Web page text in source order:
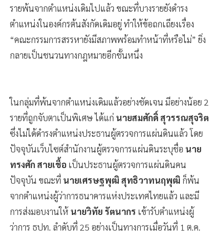
รายพ้นจากตำแหน่งเดิมไปแล้ว ขณะที่บางรายยังดำรง
ตำแหน่งในองค์กรต้นสังกัดเดิมอยู่ ทำให้ข้อถกเถียงเรื่อง
“คณะกรรมการสรรหายังมีสภาพพร้อมทำหน้าที่หรือไม่” ยิ่ง
กลายเป็นชนวนทางกฎหมายอีกชั้นหนึ่ง
ในกลุ่มที่พ้นจากตำแหน่งเดิมแล้วอย่างชัดเจน มีอย่างน้อย 2
รายที่ถูกจับตาเป็นพิเศษ ได้แก่ นายสมศักดิ์ สุวรรณสุจริต
ซึ่งไม่ได้ดำรงตำแหน่งประธานผู้ตรวจการแผ่นดินแล้ว โดย
ปัจจุบันเว็บไซต์สำนักงานผู้ตรวจการแผ่นดินระบุชื่อ นาย
ทรงศัก สายเชื้อ เป็นประธานผู้ตรวจการแผ่นดินคน
ปัจจุบัน ขณะที่ นายเศรษฐพุฒิ สุทธิวาทนฤพุฒิ ก็พ้น
จากตำแหน่งผู้ว่าการธนาคารแห่งประเทศไทยแล้ว และมี
การส่งมอบงานให้ นายวิทัย รัตนากร เข้ารับตำแหน่งผู้
ว่าการ ธปท. ลำดับที่ 25 อย่างเป็นทางการเมื่อวันที่ 1 ต.ค.